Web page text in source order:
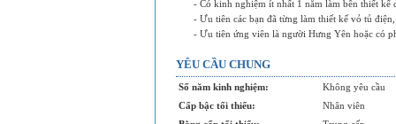
- Có kinh nghiệm ít nhất 1 năm làm bên thiết kế
- Ưu tiên các bạn đã từng làm thiết kế vỏ tủ
- Ưu tiên ứng viên là người Hưng Yên hoặc có
YÊU CẦU CHUNG
Số năm kinh nghiệm:
Không yêu cầu
Cấp bậc tối thiểu:
Nhân viên